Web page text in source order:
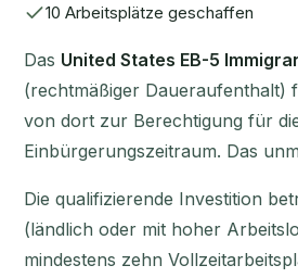
10 Arbeitsplätze geschaffen
Das United States EB-5
(rechtmäßiger Daueraufenthalt)
von dort zur Berechtigung für
Einbürgerungszeitraum. Das
Die qualifizierende Investition
(ländlich oder mit hoher
mindestens zehn